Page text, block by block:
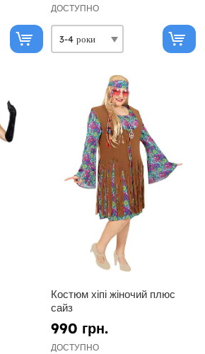
ДОСТУПНО
Костюм хіпі жіночий плюс
сайз
990 грн.
ДОСТУПНО